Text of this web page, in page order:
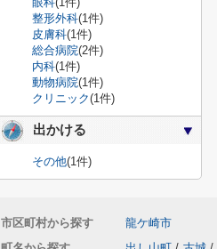
整形外科(1件)
皮膚科(1件)
総合病院(2件)
内科(1件)
動物病院(1件)
クリニック(1件)
出かける
その他(1件)
市区町村から探す
龍ケ崎市